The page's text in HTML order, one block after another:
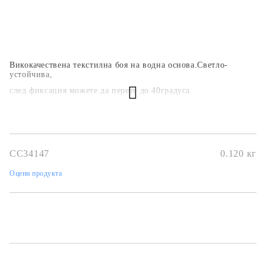
Викокачествена текстилна боя на водна основа.Светло-
устойчива,
след фиксация можете да перете до 40градуса.
CC34147 0.120 кг
Оцени продукта